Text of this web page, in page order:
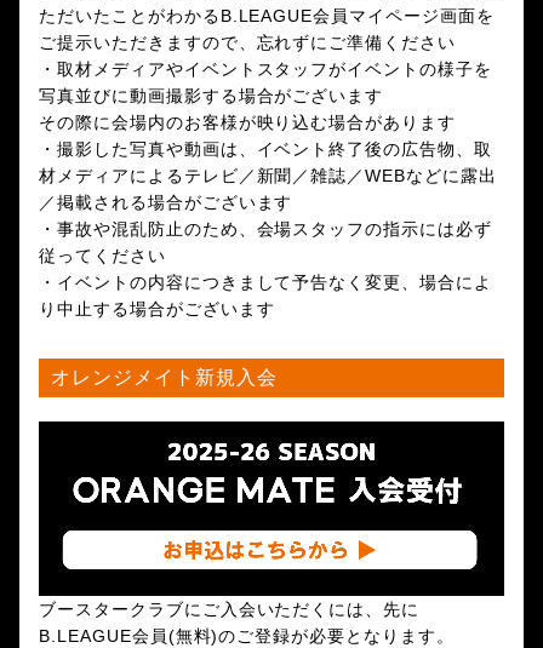
ただいたことがわかるB.LEAGUE会員マイページ画面を
ご提示いただきますので、忘れずにご準備ください
・取材メディアやイベントスタッフがイベントの様子を
写真並びに動画撮影する場合がございます
その際に会場内のお客様が映り込む場合があります
・撮影した写真や動画は、イベント終了後の広告物、取
材メディアによるテレビ／新聞／雑誌／WEBなどに露出
／掲載される場合がございます
・事故や混乱防止のため、会場スタッフの指示には必ず
従ってください
・イベントの内容につきまして予告なく変更、場合によ
り中止する場合がございます
オレンジメイト新規入会
ブースタークラブにご入会いただくには、先に
B.LEAGUE会員(無料)のご登録が必要となります。